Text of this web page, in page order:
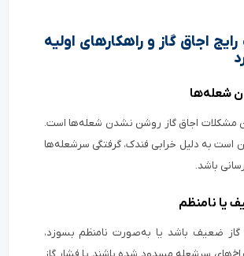
اجاق گاز و راهکارهای اولیه
مشکلات اجاق گاز روشن نشدن شعله‌ها است.
به دلیل خرابی فندک، گرفتگی سرشعله‌ها
باشد.
گاز ضعیف باشد یا به‌صورت نامنظم بسوزد،